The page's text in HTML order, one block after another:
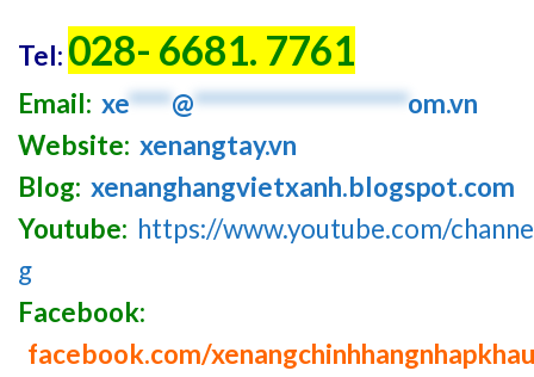
Tel: 028- 6681. 7761
Email: xe****@********************om.vn
Website: xenangtay.vn
Blog: xenanghangvietxanh.blogspot.com
Youtube: https://www.youtube.com/
g
Facebook:
facebook.com/xenangchinhhangnhapkhau